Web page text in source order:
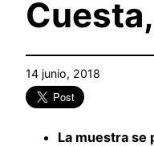
14 junio, 2018
La muestra se